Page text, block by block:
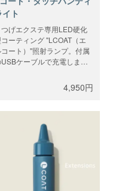
イト
つげエクステ専用LED硬化
ーティング "LCOAT（エ
コート）"照射ランプ。付属
ケーブルで充電しま
イントで照射するLEDライ
とは違い、全体を柔らかな
をお申込みしたアカウント
ログイン、テクニカル講習
に郵送されたライセンスコ
ドをご入力ください。
4,950円